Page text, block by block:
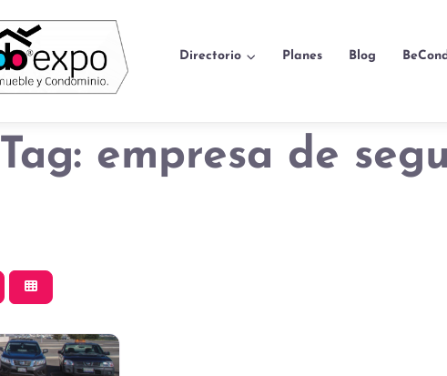
Directorio Planes Blog
Tag: empresa de